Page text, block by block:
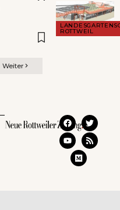
ROTTWEIL
Weiter